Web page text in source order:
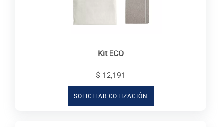
Kit ECO
$ 12,191
SOLICITAR COTIZACIÓN